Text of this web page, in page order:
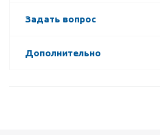
Задать вопрос
Дополнительно